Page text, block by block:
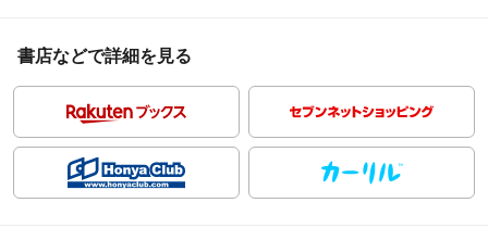
書店などで詳細を見る